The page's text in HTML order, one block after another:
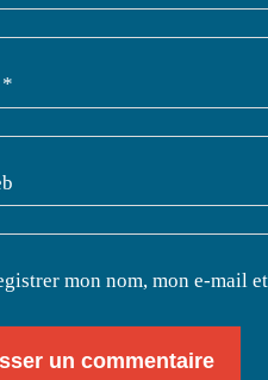
*
mon nom, mon e-mail